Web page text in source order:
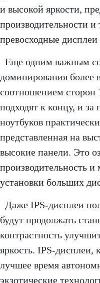
и высокой яркости,
производительности
превосходные
Еще одним важным
доминирования более
соотношением
подходят к концу, и
ноутбуков
представленная на
высокие панели. Это
производительность
установки больших
Даже IPS-дисплеи
будут продолжать
контрастность
яркость. IPS-дисплеи,
лучшее время
экзотические